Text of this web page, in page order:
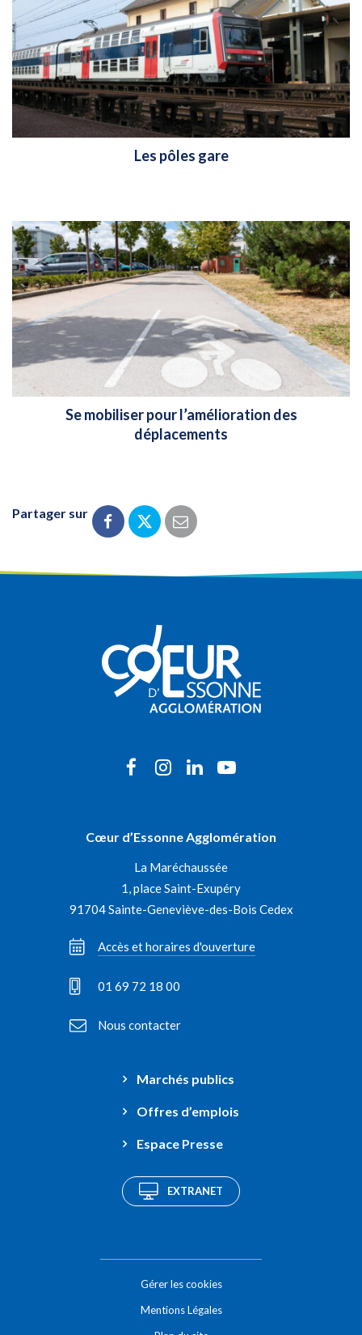
Les pôles gare
Se mobiliser pour l’amélioration des
déplacements
Partager sur
Lien
le
Facebook
Lien
le
Instagram
Lien
le
Linkedin
Lien
la
Youtube
Cœur d’Essonne Agglomération
La Maréchaussée
1, place Saint-Exupéry
91704 Sainte-Geneviève-des-Bois Cedex
Accès et horaires d'ouverture
01 69 72 18 00
Nous contacter
Marchés publics
Offres d’emplois
Espace Presse
EXTRANET
Gérer les cookies
Mentions Légales